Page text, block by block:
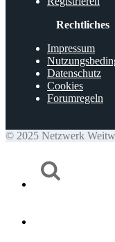
Rechtliches
Impressum
Datenschutz
Cookies
Forumregeln
© 2025 Netzwerk